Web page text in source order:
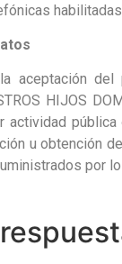
habilitadas.
aceptación
HIJOS
actividad
u obtención
por